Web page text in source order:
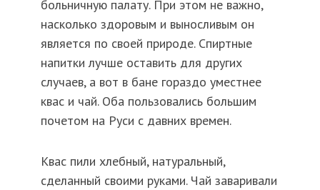
больничную палату. При этом не важно,
насколько здоровым и выносливым он
является по своей природе. Спиртные
напитки лучше оставить для других
случаев, а вот в бане гораздо уместнее
квас и чай. Оба пользовались большим
почетом на Руси с давних времен.
Квас пили хлебный, натуральный,
сделанный своими руками. Чай заваривали